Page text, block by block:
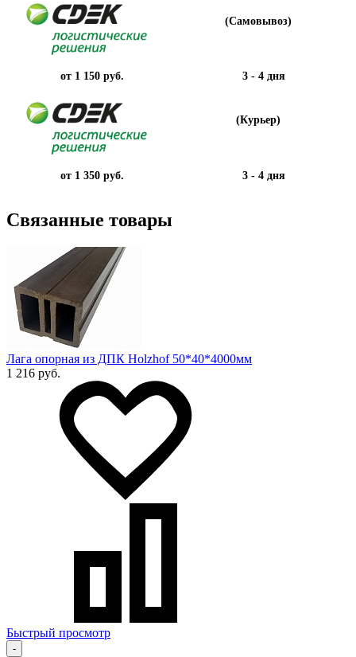
(Самовывоз)
от 1 150 руб. 3 - 4 дня
(Курьер)
от 1 350 руб. 3 - 4 дня
Связанные товары
Лага опорная из ДПК Holzhof 50*40*4000мм
1 216 руб.
Быстрый просмотр
-